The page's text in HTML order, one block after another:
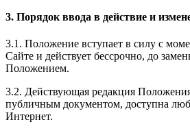
3. Порядок ввода в действие и
3.1. Положение вступает в силу с
Сайте и действует бессрочно, до
Положением.
3.2. Действующая редакция
публичным документом, доступна
Интернет.